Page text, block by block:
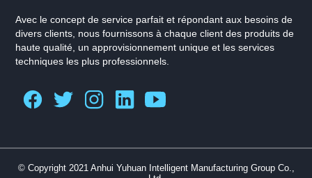
Avec le concept de service parfait et répondant aux besoins de
divers clients, nous fournissons à chaque client des produits de
haute qualité, un approvisionnement unique et les services
techniques les plus professionnels.
© Copyright 2021 Anhui Yuhuan Intelligent Manufacturing Group Co.,